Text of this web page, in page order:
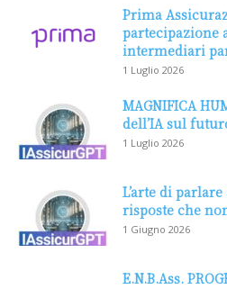
Prima
partecipazione
intermediari
1 Luglio 2026
MAGNIFICA
dell’IA sul
1 Luglio 2026
L’arte di
risposte che
1 Giugno 2026
E.N.B.Ass.